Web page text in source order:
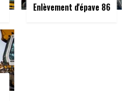
Enlèvement d'épave 86